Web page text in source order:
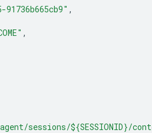
,
,
sessions/${SESSIONID}/